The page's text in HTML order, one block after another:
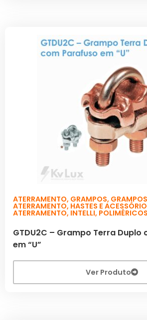
ATERRAMENTO, GRAMPOS,
ATERRAMENTO, HASTES E
ATERRAMENTO, INTELLI, POLIMÉRICOS
GTDU2C – Grampo Terra Duplo
em “U”
Ver Produto